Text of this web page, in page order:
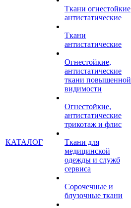
КАТАЛОГ
Ткани огнестойкие
антистатические
Ткани
антистатические
Огнестойкие,
антистатические
ткани повышенной
видимости
Огнестойкие,
антистатические
трикотаж и флис
Ткани для
медицинской
одежды и служб
сервиса
Сорочечные и
блузочные ткани